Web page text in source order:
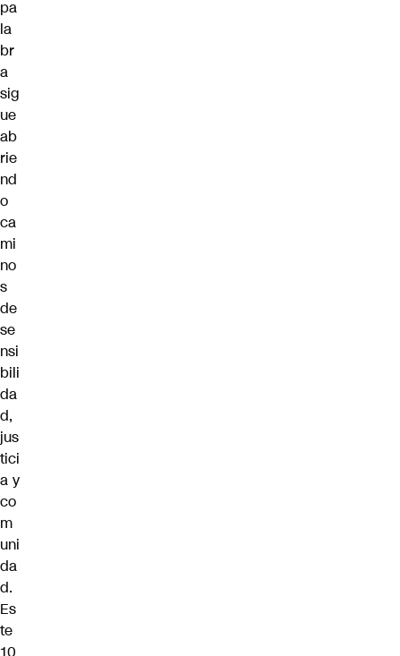
pa
la
br
a
sig
ue
ab
rie
nd
o
ca
mi
no
s
de
se
nsi
bili
da
d,
jus
tici
a y
co
m
uni
da
d.
Es
te
10